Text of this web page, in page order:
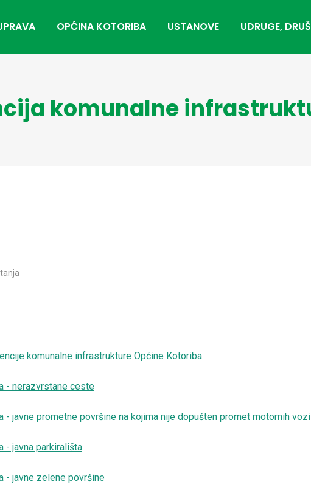
OPĆINA KOTORIBA USTANOVE UDRUGE,
komunalne
komunalne infrastrukture Općine Kotoriba
- nerazvrstane ceste
- javne prometne površine na kojima nije dopušten promet motornih
- javna parkirališta
- javne zelene površine